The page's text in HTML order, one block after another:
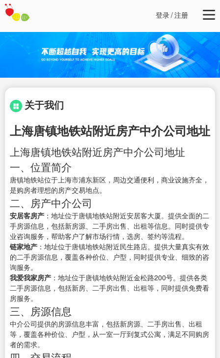
登录/注册
关于我们
上海唐镇地铁站附近房产中介公司地址
上海唐镇地铁站附近房产中介公司地址
一、位置简介
唐镇地铁站位于上海市浦东新区，周边交通便利，商业设施齐全，
是购房者理想的房产交易地点。
二、房产中介公司
安居客房产 ：地址位于唐镇地铁站附近安居客大厦。提供全面的二
手房源信息，包括新房源、二手房出售、出租等信息。同时提供专
业咨询服务，帮助客户了解市场行情，选房、签约等流程。
链家地产 ：地址位于唐镇地铁站附近民生路店。提供大量真实有效
的二手房源信息，覆盖各种价位、户型，同时提供专业、细致的咨
询服务。
我爱我家房产 ：地址位于唐镇地铁站附近金松路200号。提供各类
二手房源信息，包括新房、二手房出售、出租等，同时提供免费看
房服务。
三、房源信息
中介公司提供的房源信息丰富，包括新房源、二手房出售、出租
等，覆盖各种价位、户型，从一室一厅到复式公寓，满足不同购房
者的需求。